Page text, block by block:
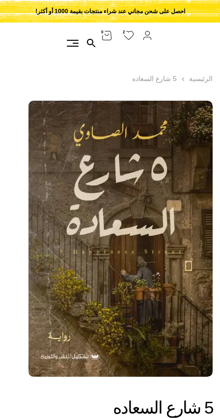
احصل على شحن مجاني عند شراء منتجات بقيمة 1000 أو أكثر!
2
0
الرئيسية 5 شارع السعاده
5 شارع السعاده